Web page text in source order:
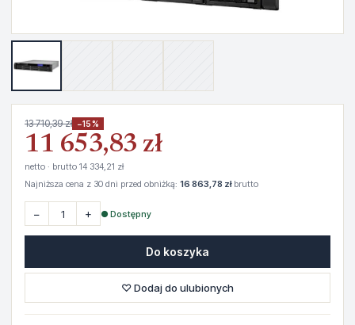
13 710,39 zł −15%
11 653,83 zł
netto · brutto 14 334,21 zł
Najniższa cena z 30 dni przed obniżką: 16 863,78 złbrutto
− + ● Dostępny
Do koszyka
♡ Dodaj do ulubionych